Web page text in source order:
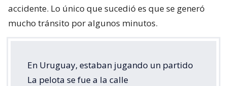
accidente. Lo único que sucedió es que se generó
mucho tránsito por algunos minutos.
En Uruguay, estaban jugando un partido
La pelota se fue a la calle